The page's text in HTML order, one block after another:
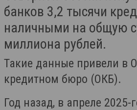
банков 3,2 тысячи
наличными на общую
миллиона рублей.
Такие данные привели в
кредитном бюро (ОКБ).
Год назад, в апреле 2025-